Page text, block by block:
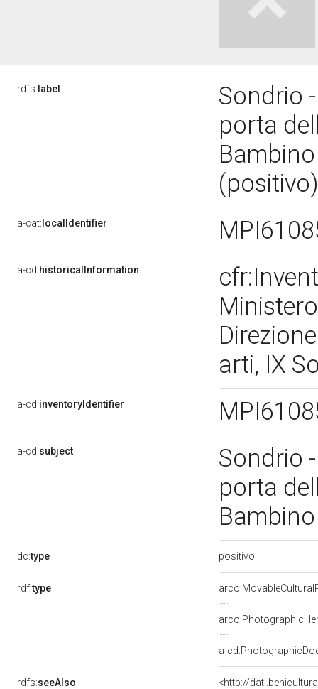
rdfs: label
Sondrio
porta
a-cat: localIdentifier
a-cd:historicalInformation
arti, IX
a-cd:inventoryIdentifier
a-cd:subject
Sondrio
porta
dc:type positivo
rdf:type
a-
rdfs:seeAlso
<http://